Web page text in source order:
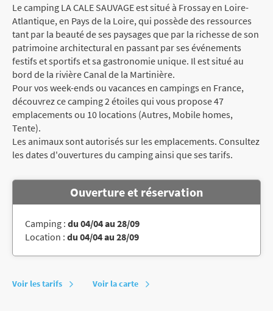
Le camping LA CALE SAUVAGE est situé à Frossay en Loire-
Atlantique, en Pays de la Loire, qui possède des ressources
tant par la beauté de ses paysages que par la richesse de son
patrimoine architectural en passant par ses événements
festifs et sportifs et sa gastronomie unique. Il est situé au
bord de la rivière Canal de la Martinière.
Pour vos week-ends ou vacances en campings en France,
découvrez ce camping 2 étoiles qui vous propose 47
emplacements ou 10 locations (Autres, Mobile homes,
Tente).
Les animaux sont autorisés sur les emplacements. Consultez
les dates d'ouvertures du camping ainsi que ses tarifs.
Ouverture et réservation
Camping : du 04/04 au 28/09
Location : du 04/04 au 28/09
Voir les tarifs Voir la carte